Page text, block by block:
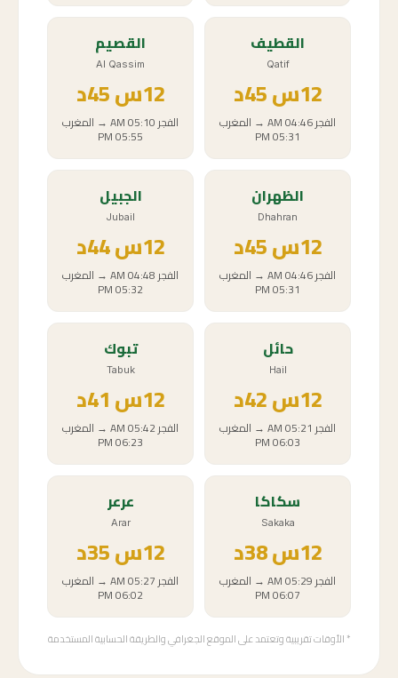
القطيف
Qatif
12س
الفجر04:46 AM
→ المغرب
05:31 PM
القصيم
Al Qassim
12س
الفجر05:10 AM
→ المغرب
05:55 PM
الظهران
Dhahran
12س
الفجر04:46 AM
→ المغرب
05:31 PM
الجبيل
Jubail
12س44د
الفجر04:48 AM
→ المغرب
05:32 PM
حائل
Hail
12س
الفجر 05:21 AM
→ المغرب
06:03 PM
تبوك
Tabuk
12س
الفجر05:42 AM
→ المغرب
06:23 PM
سكاكا
Sakaka
12س38د
الفجر05:29 AM
→ المغرب
06:07 PM
عرعر
Arar
12س
الفجر05:27 AM
→ المغرب
06:02 PM
* الأوقات تقريبية وتعتمد على الموقع الجغرافي والطريقة الحسابية المستخدمة